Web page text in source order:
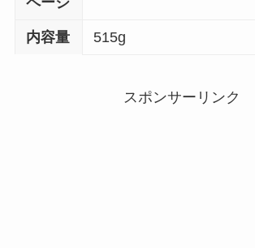
内容量 515g
スポンサーリンク